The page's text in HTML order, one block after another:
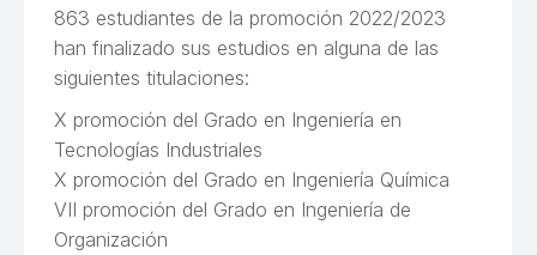
863 estudiantes de la promoción 2022/2023
han finalizado sus estudios en alguna de las
siguientes titulaciones:
X promoción del Grado en Ingeniería en
Tecnologías Industriales
X promoción del Grado en Ingeniería Química
VII promoción del Grado en Ingeniería de
Organización